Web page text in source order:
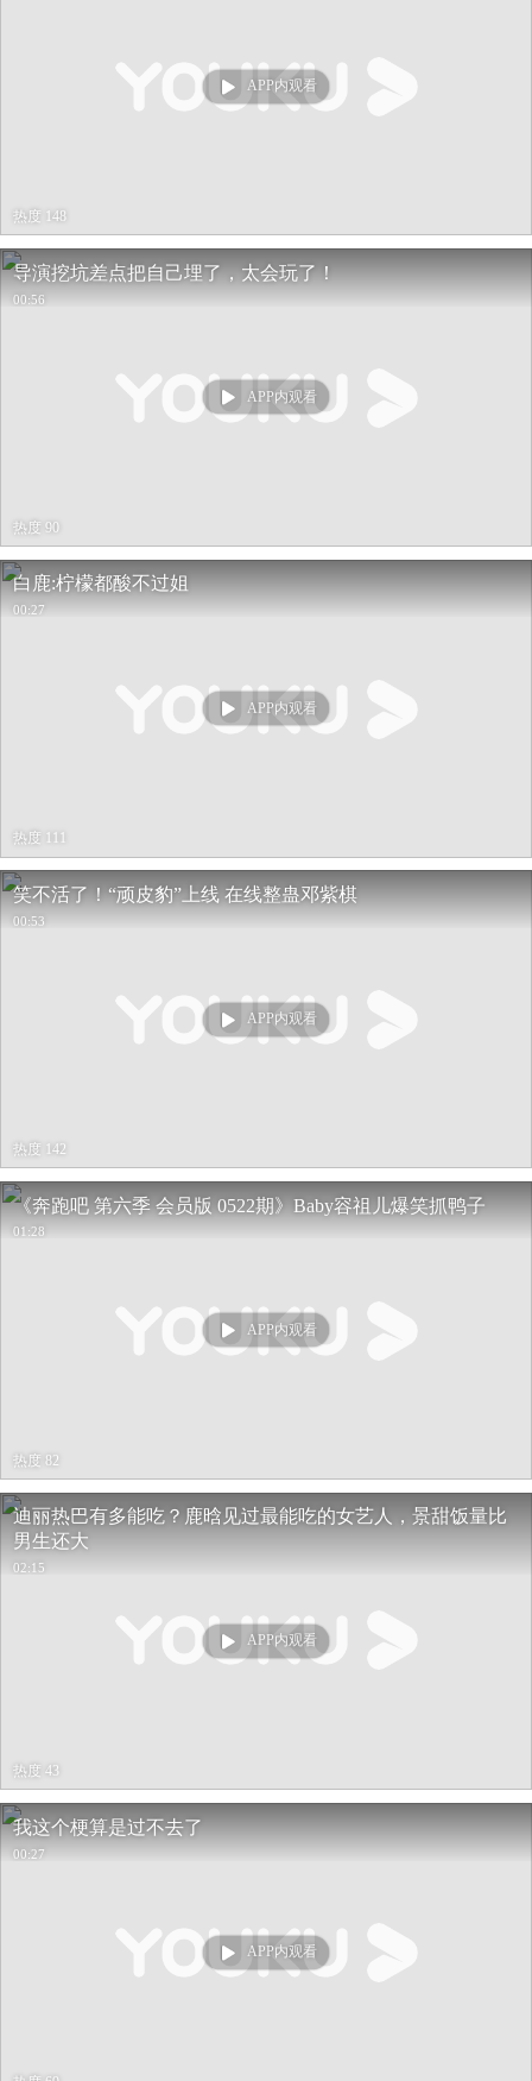
APP内观看
热度 148
导演挖坑差点把自己埋了，太会玩了！
00:56
APP内观看
热度 90
白鹿:柠檬都酸不过姐
00:27
APP内观看
热度 111
笑不活了！“顽皮豹”上线 在线整蛊邓紫棋
00:53
APP内观看
热度 142
《奔跑吧 第六季 会员版 0522期》Baby容祖儿爆笑抓鸭子
01:28
APP内观看
热度 82
迪丽热巴有多能吃？鹿晗见过最能吃的女艺人，景甜饭量比
男生还大
02:15
APP内观看
热度 43
我这个梗算是过不去了
00:27
APP内观看